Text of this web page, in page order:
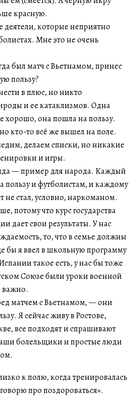
красную.
деятели, которые неприятно
Мне это не очень
был матч с Вьетнамом, принес
пользу?
в плюс, но никто
и ее катаклизмов. Одна
хорошо, она пошла на пользу.
кто-то всё же вышел на поле.
делаем списки, но никакие
и игры.
— пример для народа. Каждый
пользу и футболистам, и каждому
не стал, условно, наркоманом.
потому что курс государства
дает свои результаты. У нас
то, что в семье должны
бы я ввел в школьную программу
такое есть, у нас бы тоже
Союзе были уроки военной
важно.
матчем с Вьетнамом, — они
Я сейчас живу в Ростове,
все подходят и спрашивают
болельщики и простые люди